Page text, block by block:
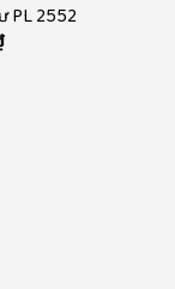
PL 2552